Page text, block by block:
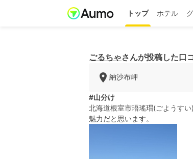
トップ ホテル
ごるちゃさんが投稿した口
納沙布岬
#山分け
北海道根室市珸瑤瑁(ごようす
魅力だと思います。